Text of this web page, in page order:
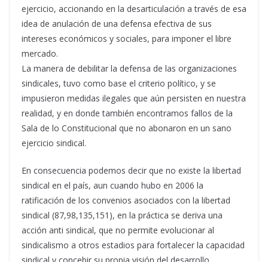
ejercicio, accionando en la desarticulación a través de esa
idea de anulación de una defensa efectiva de sus
intereses económicos y sociales, para imponer el libre
mercado.
La manera de debilitar la defensa de las organizaciones
sindicales, tuvo como base el criterio político, y se
impusieron medidas ilegales que aún persisten en nuestra
realidad, y en donde también encontramos fallos de la
Sala de lo Constitucional que no abonaron en un sano
ejercicio sindical.
En consecuencia podemos decir que no existe la libertad
sindical en el país, aun cuando hubo en 2006 la
ratificación de los convenios asociados con la libertad
sindical (87,98,135,151), en la práctica se deriva una
acción anti sindical, que no permite evolucionar al
sindicalismo a otros estadios para fortalecer la capacidad